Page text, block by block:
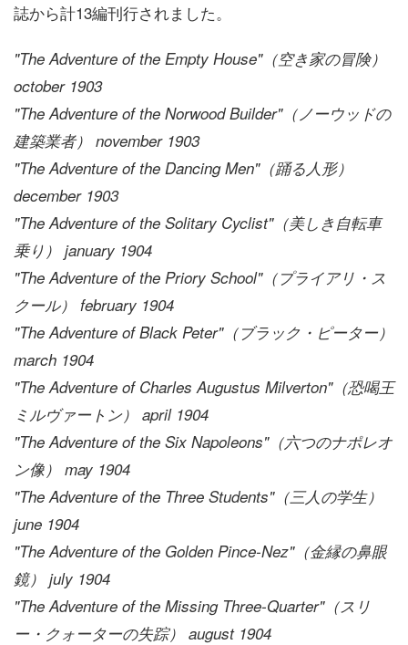
誌から計13編刊行されました。
"The Adventure of the Empty House"（空き家の冒険）
october 1903
"The Adventure of the Norwood Builder"（ノーウッドの
建築業者） november 1903
"The Adventure of the Dancing Men"（踊る人形）
december 1903
"The Adventure of the Solitary Cyclist"（美しき自転車
乗り） january 1904
"The Adventure of the Priory School"（プライアリ・ス
クール） february 1904
"The Adventure of Black Peter"（ブラック・ピーター）
march 1904
"The Adventure of Charles Augustus Milverton"（恐喝王
ミルヴァートン） april 1904
"The Adventure of the Six Napoleons"（六つのナポレオ
ン像） may 1904
"The Adventure of the Three Students"（三人の学生）
june 1904
"The Adventure of the Golden Pince-Nez"（金縁の鼻眼
鏡） july 1904
"The Adventure of the Missing Three-Quarter"（スリ
ー・クォーターの失踪） august 1904